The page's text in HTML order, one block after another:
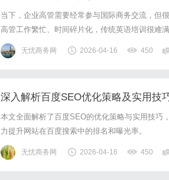
当下，企业高管需要经常参与国际商务交流，但
高管工作繁忙、时间碎片化，传统英语培训很难
制课程应运而生，而EFVIP课程正是契合这一需
力提供专属解决方案。专属定制，直击高管核心
无忧商务网 2026-04-16 450
深入解析百度SEO优化策略及实用技
本文全面解析了百度SEO的优化策略与实用技巧
力提升网站在百度搜索中的排名和曝光率。
无忧商务网 2026-04-16 450